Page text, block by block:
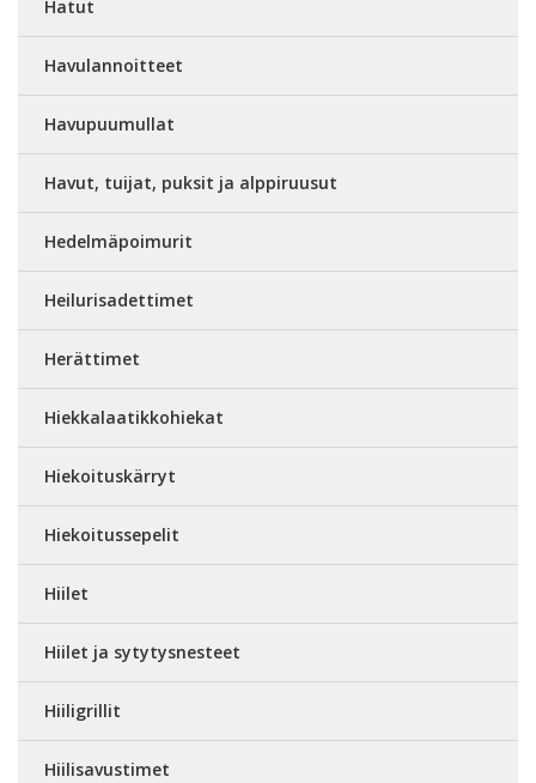
Hatut
Havulannoitteet
Havupuumullat
Havut, tuijat, puksit ja alppiruusut
Hedelmäpoimurit
Heilurisadettimet
Herättimet
Hiekkalaatikkohiekat
Hiekoituskärryt
Hiekoitussepelit
Hiilet
Hiilet ja sytytysnesteet
Hiiligrillit
Hiilisavustimet